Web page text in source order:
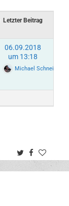
Letzter Beitrag
06.09.2018
um 13:18
Michael Schneider
TwitterFacebook